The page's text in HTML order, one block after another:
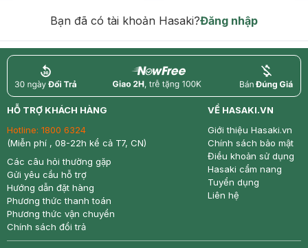
Bạn đã có tài khoản Hasaki?Đăng nhập
return nowfree price
HỖ TRỢ KHÁCH HÀNG
Hotline: 1800 6324
(Miễn phí , 08-22h kể cả T7, CN)
Các câu hỏi thường gặp
Gửi yêu cầu hỗ trợ
Hướng dẫn đặt hàng
Phương thức thanh toán
Phương thức vận chuyển
Chính sách đổi trả
VỀ HASAKI.VN
Giới thiệu Hasaki.vn
Chính sách bảo mật
Điều khoản sử dụng
Hasaki cẩm nang
Tuyển dụng
Liên hệ